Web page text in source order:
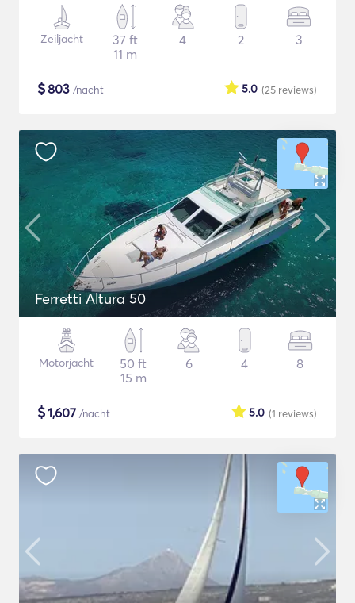
Zeiljacht
37 ft
11 m
4 2 3
$803 /nacht (25 reviews)
5.0
Ferretti Altura 50
Motorjacht
50 ft
15 m
6 4 8
$1,607 /nacht (1 reviews)
5.0